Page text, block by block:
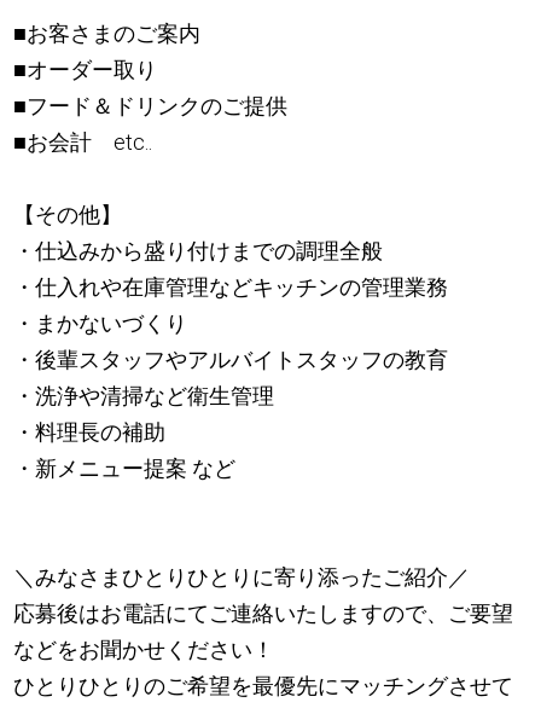
■お客さまのご案内
■オーダー取り
■フード＆ドリンクのご提供
■お会計 etc..
【その他】
・仕込みから盛り付けまでの調理全般
・仕入れや在庫管理などキッチンの管理業務
・まかないづくり
・後輩スタッフやアルバイトスタッフの教育
・洗浄や清掃など衛生管理
・料理長の補助
・新メニュー提案 など
＼みなさまひとりひとりに寄り添ったご紹介／
応募後はお電話にてご連絡いたしますので、ご要望
などをお聞かせください！
ひとりひとりのご希望を最優先にマッチングさせて